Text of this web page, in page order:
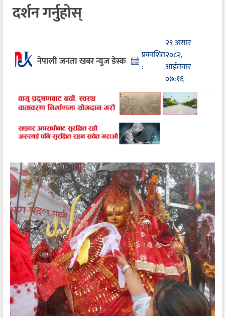
दर्शन गर्नुहोस्
नेपाली जनता खबर न्युज डेस्क
प्रकाशित
:
२९ असार
२०८२,
आईतवार
०७:१६